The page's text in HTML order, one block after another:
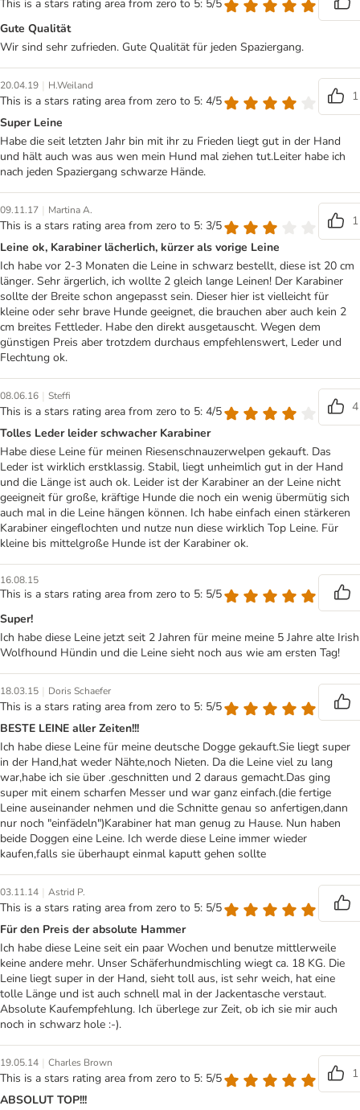
This is a stars rating area from zero to 5: 5/5
Gute Qualität
Wir sind sehr zufrieden. Gute Qualität für jeden Spaziergang.
20.04.19 | H.Weiland
This is a stars rating area from zero to 5: 4/5
1
Super Leine
Habe die seit letzten Jahr bin mit ihr zu Frieden liegt gut in der Hand
und hält auch was aus wen mein Hund mal ziehen tut.Leiter habe ich
nach jeden Spaziergang schwarze Hände.
09.11.17 | Martina A.
This is a stars rating area from zero to 5: 3/5
1
Leine ok, Karabiner lächerlich, kürzer als vorige Leine
Ich habe vor 2-3 Monaten die Leine in schwarz bestellt, diese ist 20 cm
länger. Sehr ärgerlich, ich wollte 2 gleich lange Leinen! Der Karabiner
sollte der Breite schon angepasst sein. Dieser hier ist vielleicht für
kleine oder sehr brave Hunde geeignet, die brauchen aber auch kein 2
cm breites Fettleder. Habe den direkt ausgetauscht. Wegen dem
günstigen Preis aber trotzdem durchaus empfehlenswert, Leder und
Flechtung ok.
08.06.16 | Steffi
This is a stars rating area from zero to 5: 4/5
4
Tolles Leder leider schwacher Karabiner
Habe diese Leine für meinen Riesenschnauzerwelpen gekauft. Das
Leder ist wirklich erstklassig. Stabil, liegt unheimlich gut in der Hand
und die Länge ist auch ok. Leider ist der Karabiner an der Leine nicht
geeigneit für große, kräftige Hunde die noch ein wenig übermütig sich
auch mal in die Leine hängen können. Ich habe einfach einen stärkeren
Karabiner eingeflochten und nutze nun diese wirklich Top Leine. Für
kleine bis mittelgroße Hunde ist der Karabiner ok.
16.08.15
This is a stars rating area from zero to 5: 5/5
Super!
Ich habe diese Leine jetzt seit 2 Jahren für meine meine 5 Jahre alte Irish
Wolfhound Hündin und die Leine sieht noch aus wie am ersten Tag!
18.03.15 | Doris Schaefer
This is a stars rating area from zero to 5: 5/5
BESTE LEINE aller Zeiten!!!
Ich habe diese Leine für meine deutsche Dogge gekauft.Sie liegt super
in der Hand,hat weder Nähte,noch Nieten. Da die Leine viel zu lang
war,habe ich sie über .geschnitten und 2 daraus gemacht.Das ging
super mit einem scharfen Messer und war ganz einfach.(die fertige
Leine auseinander nehmen und die Schnitte genau so anfertigen,dann
nur noch "einfädeln")Karabiner hat man genug zu Hause. Nun haben
beide Doggen eine Leine. Ich werde diese Leine immer wieder
kaufen,falls sie überhaupt einmal kaputt gehen sollte
03.11.14 | Astrid P.
This is a stars rating area from zero to 5: 5/5
Für den Preis der absolute Hammer
Ich habe diese Leine seit ein paar Wochen und benutze mittlerweile
keine andere mehr. Unser Schäferhundmischling wiegt ca. 18 KG. Die
Leine liegt super in der Hand, sieht toll aus, ist sehr weich, hat eine
tolle Länge und ist auch schnell mal in der Jackentasche verstaut.
Absolute Kaufempfehlung. Ich überlege zur Zeit, ob ich sie mir auch
noch in schwarz hole :-).
19.05.14 | Charles Brown
This is a stars rating area from zero to 5: 5/5
1
ABSOLUT TOP!!!